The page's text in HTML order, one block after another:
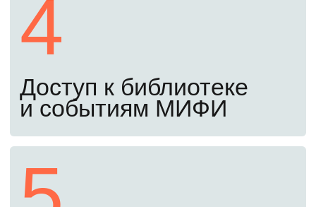
Четвертый шаг
обучение
Оставьте заявку сейчас, чтобы получить
примеры заданий прошлых лет. С ними
вы заранее узнаете структуру экзамена
и сможете лучше подготовиться.
Убедитесь, что вы в конкурсных списках,
До 26 августа